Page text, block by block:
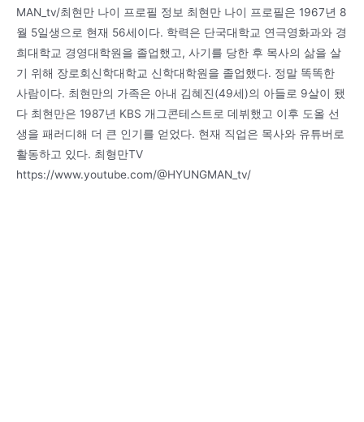
MAN_tv/최현만 나이 프로필 정보 최현만 나이 프로필은 1967년 8
월 5일생으로 현재 56세이다. 학력은 단국대학교 연극영화과와 경
희대학교 경영대학원을 졸업했고, 사기를 당한 후 목사의 삶을 살
기 위해 장로회신학대학교 신학대학원을 졸업했다. 정말 똑똑한
사람이다. 최현만의 가족은 아내 김혜진(49세)의 아들로 9살이 됐
다 최현만은 1987년 KBS 개그콘테스트로 데뷔했고 이후 도올 선
생을 패러디해 더 큰 인기를 얻었다. 현재 직업은 목사와 유튜버로
활동하고 있다. 최형만TV
https://www.youtube.com/@HYUNGMAN_tv/